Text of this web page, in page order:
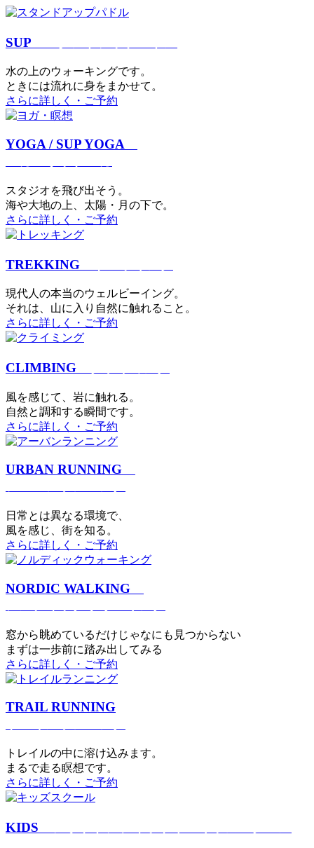
SUP
⽔の上のウォーキングです。
ときには流れに身をまかせて。
さらに詳しく・ご予約
YOGA / SUP YOGA
スタジオを⾶び出そう。
海や大地の上、太陽・⽉の下で。
さらに詳しく・ご予約
TREKKING
現代⼈の本当のウェルビーイング。
それは、⼭に⼊り⾃然に触れること。
さらに詳しく・ご予約
CLIMBING
⾵を感じて、岩に触れる。
⾃然と調和する瞬間です。
さらに詳しく・ご予約
URBAN RUNNING
日常とは異なる環境で、
風を感じ、街を知る。
さらに詳しく・ご予約
NORDIC WALKING
窓から眺めているだけじゃなにも見つからない
まずは一歩前に踏み出してみる
さらに詳しく・ご予約
TRAIL RUNNING
トレイルの中に溶け込みます。
まるで⾛る瞑想です。
さらに詳しく・ご予約
KIDS